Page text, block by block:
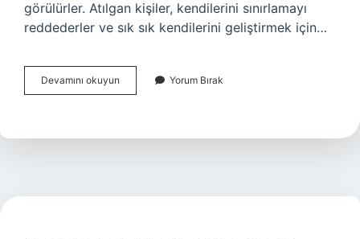
görülürler. Atılgan kişiler, kendilerini sınırlamayı
reddederler ve sık sık kendilerini geliştirmek için…
Devamını okuyun
ne
Yorum Bırak